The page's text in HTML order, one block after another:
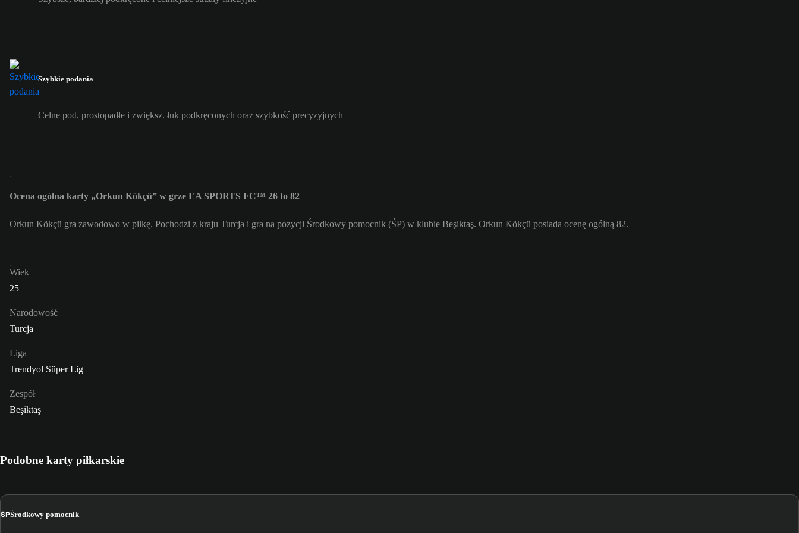
Szybkie podania
Celne pod. prostopadłe i zwiększ. łuk podkręconych oraz szybkość precyzyjnych
Ocena ogólna karty „Orkun Kökçü” w grze EA SPORTS FC™ 26 to 82
Orkun Kökçü gra zawodowo w piłkę. Pochodzi z kraju Turcja i gra na pozycji Środkowy pomocnik (ŚP) w klubie Beşiktaş. Orkun Kökçü posiada ocenę ogólną 82.
Wiek
25
Narodowość
Turcja
Liga
Trendyol Süper Lig
Zespół
Beşiktaş
Podobne karty piłkarskie
ŚPŚrodkowy pomocnik